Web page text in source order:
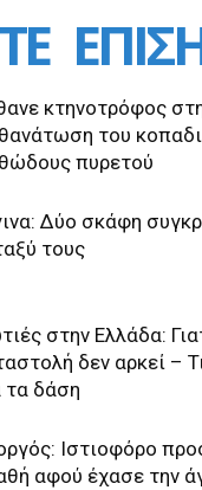
κτηνοτρόφος
του
πυρετού
Δύο σκάφη
τους
στην Ελλάδα:
δεν αρκεί –
τα δάση
Ιστιοφόρο
αφού έχασε την